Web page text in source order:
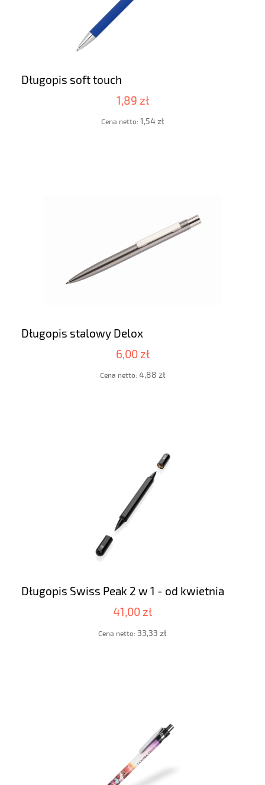
Długopis soft touch
1,89 zł
Cena netto: 1,54 zł
Długopis stalowy Delox
6,00 zł
Cena netto: 4,88 zł
Długopis Swiss Peak 2 w 1 - od kwietnia
41,00 zł
Cena netto: 33,33 zł